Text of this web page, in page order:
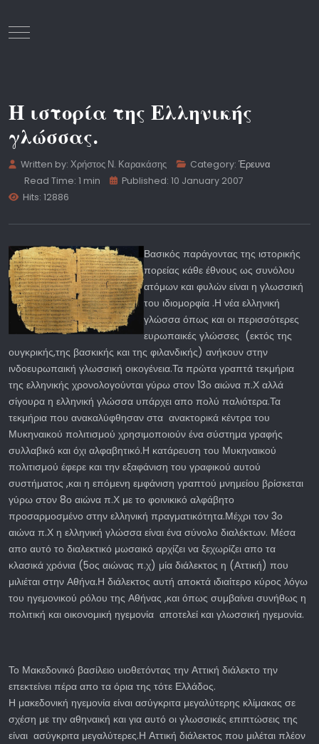
Mobile Menu Toggle
Η ιστορία της Ελληνικής
γλώσσας.
Written by:Χρήστος Ν. Καρακάσης Category:Έρευνα
Read Time: 1 min
Published: 10 January 2007
Hits: 12886
Βασικός παράγοντας της ιστορικής
πορείας κάθε έθνους ως συνόλου
ατόμων και φυλών είναι η γλωσσική
του ιδιομορφία .Η νέα ελληνική
γλώσσα όπως και οι περισσότερες
ευρωπαικές γλώσσες (εκτός της
ουγκρικής,της βασκικής και της φιλανδικής) ανήκουν στην
ινδοευρωπαική γλωσσική οικογένεια.Τα πρώτα γραπτά τεκμήρια
της ελληνικής χρονολογούνται γύρω στον 13ο αιώνα π.Χ αλλά
σίγουρα η ελληνική γλώσσα υπάρχει απο πολύ παλιότερα.Τα
τεκμήρια που ανακαλύφθησαν στα ανακτορικά κέντρα του
Μυκηναικού πολιτισμού χρησιμοποιούν ένα σύστημα γραφής
συλλαβικό και όχι αλφαβητικό.Η κατάρευση του Μυκηναικού
πολιτισμού έφερε και την εξαφάνιση του γραφικού αυτού
συστήματος ,και η επόμενη εμφάνιση γραπτού μνημείου βρίσκεται
γύρω στον 8ο αιώνα π.Χ με το φοινικικό αλφάβητο
προσαρμοσμένο στην ελληνική πραγματικότητα.Μέχρι τον 3ο
αιώνα π.Χ η ελληνική γλώσσα είναι ένα σύνολο διαλέκτων. Μέσα
απο αυτό το διαλεκτικό μωσαικό αρχίζει να ξεχωρίζει απο τα
κλασικά χρόνια (5ος αιώνας π.χ) μία διάλεκτος η (Αττική) που
μιλιέται στην Αθήνα.Η διάλεκτος αυτή αποκτά ιδιαίτερο κύρος λόγω
του ηγεμονικού ρόλου της Αθήνας ,και όπως συμβαίνει συνήθως η
πολιτική και οικονομική ηγεμονία αποτελεί και γλωσσική ηγεμονία.
Το Μακεδονικό βασίλειο υιοθετόντας την Αττική διάλεκτο την
επεκτείνει πέρα απο τα όρια της τότε Ελλάδος.
Η μακεδονική ηγεμονία είναι ασύγκριτα μεγαλύτερης κλίμακας σε
σχέση με την αθηναική και για αυτό οι γλωσσικές επιπτώσεις της
είναι ασύγκριτα μεγαλύτερες.Η Αττική διάλεκτος που μιλέται πλέον